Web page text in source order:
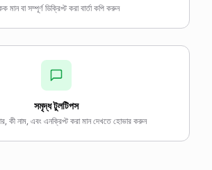
মান বা সম্পূর্ণ ডিক্রিপ্ট করা বার্তা কপি করুন
সমৃদ্ধ টুলটিপস
কী নাম, এবং এনক্রিপ্ট করা মান দেখতে হোভার করুন